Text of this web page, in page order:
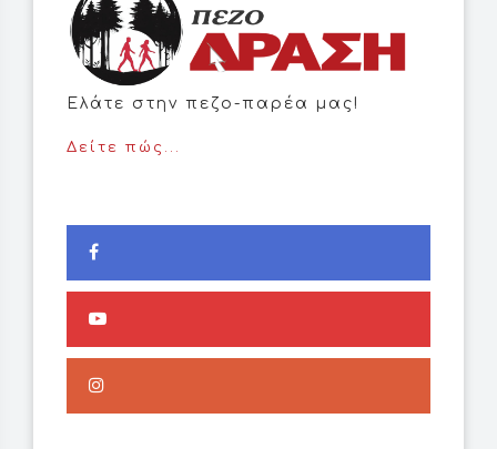
Ελάτε στην πεζο-παρέα μας!
Δείτε πώς...